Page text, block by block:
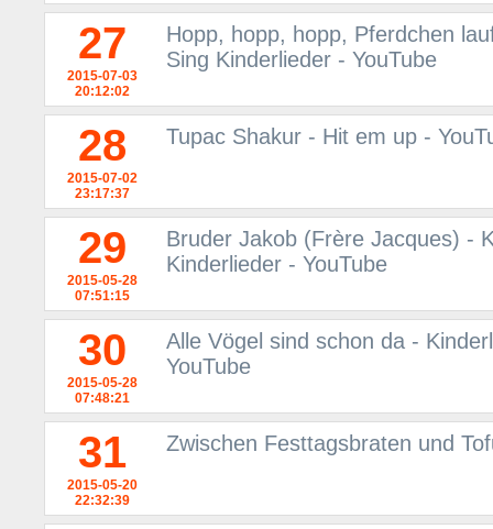
27
2015-07-03
20:12:02
Hopp, hopp, hopp, Pferdchen
Sing Kinderlieder - YouTube
28
2015-07-02
23:17:37
Tupac Shakur - Hit em up -
29
2015-05-28
07:51:15
Bruder Jakob (Frère Jacques) -
Kinderlieder - YouTube
30
2015-05-28
07:48:21
Alle Vögel sind schon da -
YouTube
31
2015-05-20
22:32:39
Zwischen Festtagsbraten und